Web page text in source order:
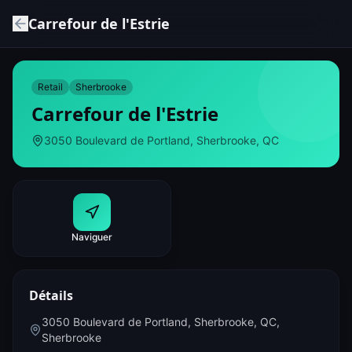
Carrefour de l'Estrie
Retail Sherbrooke
Carrefour de l'Estrie
3050 Boulevard de Portland, Sherbrooke, QC
Naviguer
Détails
3050 Boulevard de Portland, Sherbrooke, QC,
Sherbrooke